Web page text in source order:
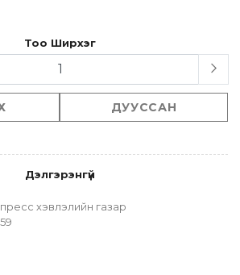
Тоо Ширхэг
ДУУССАН
Дэлгэрэнгүй
хэвлэлийн газар